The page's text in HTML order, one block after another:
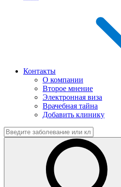
Контакты
О компании
Второе мнение
Электронная виза
Врачебная тайна
Добавить клинику